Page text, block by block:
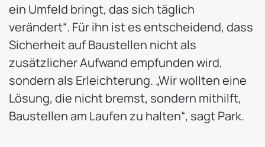
ein Umfeld bringt, das sich täglich
verändert“. Für ihn ist es entscheidend, dass
Sicherheit auf Baustellen nicht als
zusätzlicher Aufwand empfunden wird,
sondern als Erleichterung. „Wir wollten eine
Lösung, die nicht bremst, sondern mithilft,
Baustellen am Laufen zu halten“, sagt Park.